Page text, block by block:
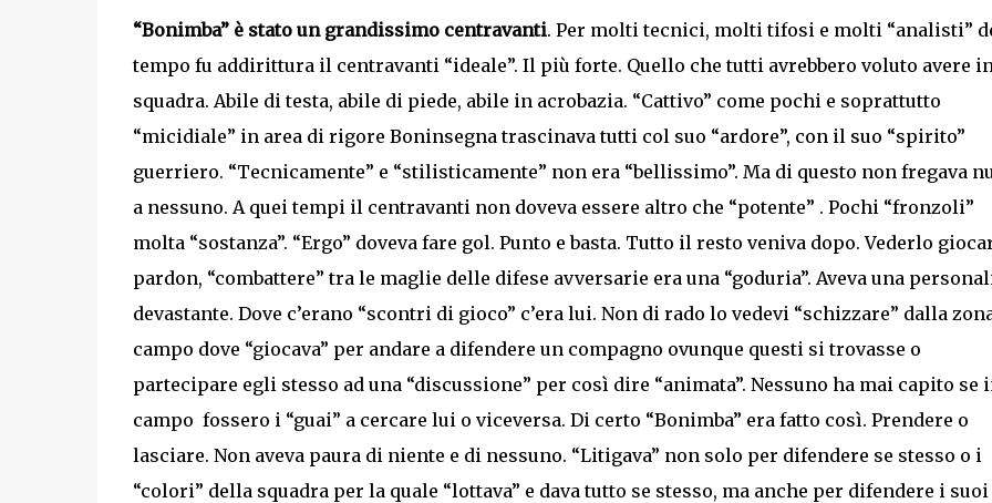
“Bonimba” è stato un grandissimo centravanti. Per molti tecnici, molti tifosi e molti “analisti”
tempo fu addirittura il centravanti “ideale”. Il più forte. Quello che tutti avrebbero voluto avere
squadra. Abile di testa, abile di piede, abile in acrobazia. “Cattivo” come pochi e soprattutto
“micidiale” in area di rigore Boninsegna trascinava tutti col suo “ardore”, con il suo “spirito”
guerriero. “Tecnicamente” e “stilisticamente” non era “bellissimo”. Ma di questo non fregava
a nessuno. A quei tempi il centravanti non doveva essere altro che “potente” . Pochi “fronzoli”
molta “sostanza”. “Ergo” doveva fare gol. Punto e basta. Tutto il resto veniva dopo. Vederlo
pardon, “combattere” tra le maglie delle difese avversarie era una “goduria”. Aveva una
devastante. Dove c’erano “scontri di gioco” c’era lui. Non di rado lo vedevi “schizzare” dalla
campo dove “giocava” per andare a difendere un compagno ovunque questi si trovasse o
partecipare egli stesso ad una “discussione” per così dire “animata”. Nessuno ha mai capito se
campo fossero i “guai” a cercare lui o viceversa. Di certo “Bonimba” era fatto così. Prendere o
lasciare. Non aveva paura di niente e di nessuno. “Litigava” non solo per difendere se stesso o i
“colori” della squadra per la quale “lottava” e dava tutto se stesso, ma anche per difendere i suoi